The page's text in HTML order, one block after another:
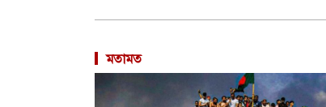
মতামত